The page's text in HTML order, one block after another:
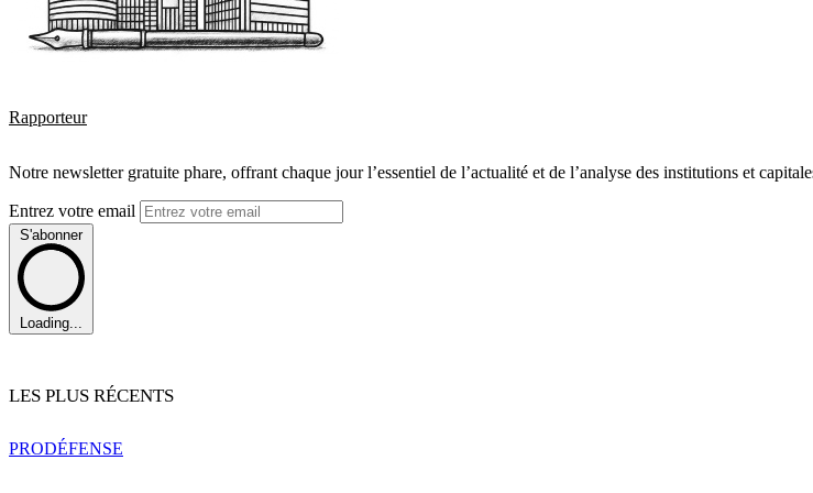
Rapporteur
Notre newsletter gratuite phare, offrant chaque jour l’essentiel de l’actualité et de l’analyse des institutions et
Entrez votre email
S'abonner
Loading...
LES PLUS RÉCENTS
PRODÉFENSE